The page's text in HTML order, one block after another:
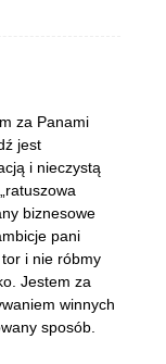
za Panami
jest
i nieczystą
biznesowe
pani
i nie róbmy
Jestem za
winnych
sposób.